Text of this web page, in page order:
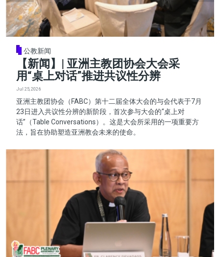
公教新闻
【新闻】| 亚洲主教团协会大会采
用“桌上对话”推进共议性分辨
Jul 25, 2026
亚洲主教团协会（FABC）第十二届全体大会的与会代表于7月
23日进入共议性分辨的新阶段，首次参与大会的“桌上对
话”（Table Conversations）。这是大会所采用的一项重要方
法，旨在协助塑造亚洲教会未来的使命。